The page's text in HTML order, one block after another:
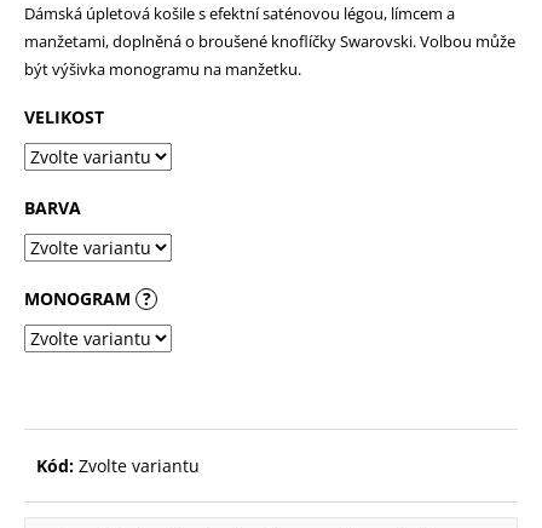
Dámská úpletová košile s efektní saténovou légou, límcem a
manžetami, doplněná o broušené knoflíčky Swarovski. Volbou může
být výšivka monogramu na manžetku.
VELIKOST
BARVA
MONOGRAM ?
Kód: Zvolte variantu
p
o
r
u
č
u
j
e
m
e